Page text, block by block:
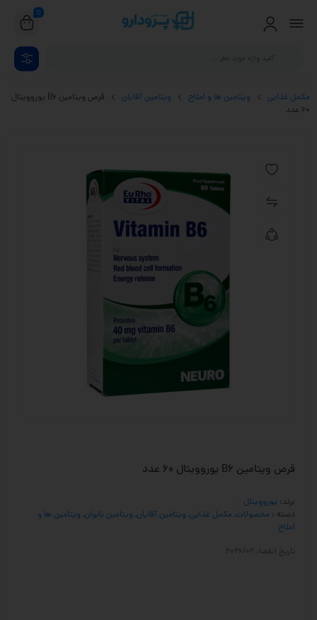
0
مکمل غذایی ویتامین ها و املاح ویتامین آقایان
قرص ویتامین B6 یوروویتال
60 عدد
قرص ویتامین B6 یوروویتال 60 عدد
برند: یوروویتال
دسته : محصولات مکمل غذایی ویتامین آقایان ویتامین بانوان ویتامین ها و
املاح
تاریخ انقضا: 2026/02